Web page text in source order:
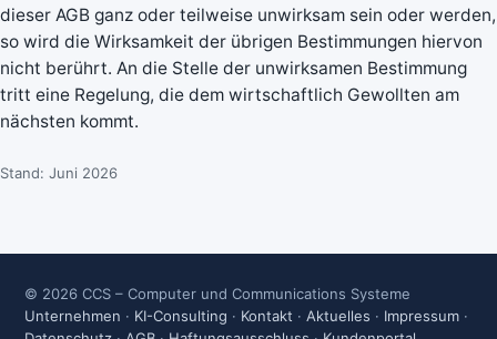
dieser AGB ganz oder teilweise unwirksam sein oder werden,
so wird die Wirksamkeit der übrigen Bestimmungen hiervon
nicht berührt. An die Stelle der unwirksamen Bestimmung
tritt eine Regelung, die dem wirtschaftlich Gewollten am
nächsten kommt.
Stand: Juni 2026
© 2026 CCS – Computer und Communications Systeme
Unternehmen · KI-Consulting · Kontakt · Aktuelles · Impressum ·